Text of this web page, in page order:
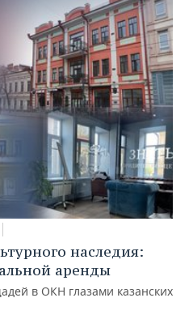
наследия:
аренды
в ОКН глазами казанских